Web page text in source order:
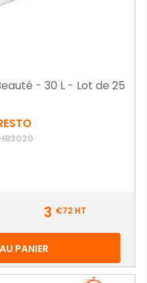
- 30 L - Lot de 25
3 €72 HT
PANIER